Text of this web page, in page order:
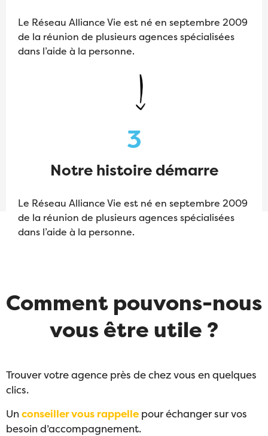
Le Réseau Alliance Vie est né en septembre 2009
de la réunion de plusieurs agences spécialisées
dans l’aide à la personne.
3
Notre histoire démarre
Le Réseau Alliance Vie est né en septembre 2009
de la réunion de plusieurs agences spécialisées
dans l’aide à la personne.
Comment pouvons-nous
vous être utile ?
Trouver votre agence près de chez vous en quelques
clics.
Un conseiller vous rappelle pour échanger sur vos
besoin d’accompagnement.